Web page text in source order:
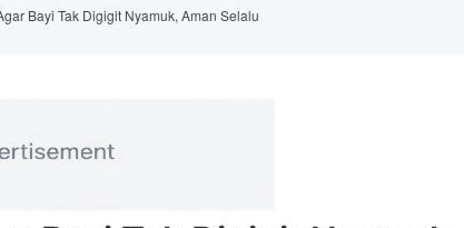
Bayi Tak Digigit Nyamuk, Aman Selalu